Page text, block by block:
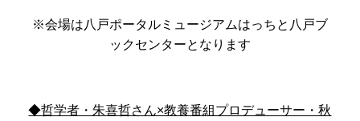
※会場は八戸ポータルミュージアムはっちと八戸ブ
ックセンターとなります
◆哲学者・朱喜哲さん×教養番組プロデューサー・秋